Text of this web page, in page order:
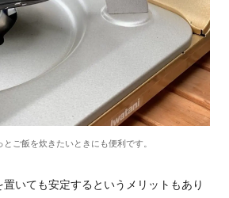
とご飯を炊きたいときにも便利です。
置いても安定するというメリットもあり